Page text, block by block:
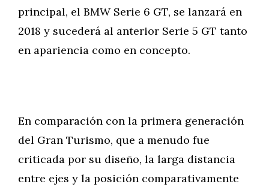
principal, el BMW Serie 6 GT, se lanzará en
2018 y sucederá al anterior Serie 5 GT tanto
en apariencia como en concepto.
En comparación con la primera generación
del Gran Turismo, que a menudo fue
criticada por su diseño, la larga distancia
entre ejes y la posición comparativamente